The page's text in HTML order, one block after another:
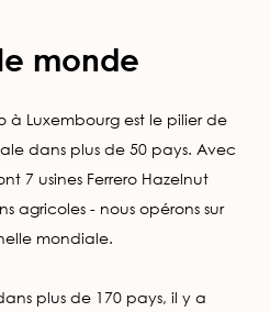
monde
à Luxembourg est le pilier de
dans plus de 50 pays. Avec
7 usines Ferrero Hazelnut
agricoles - nous opérons sur
mondiale.
plus de 170 pays, il y a